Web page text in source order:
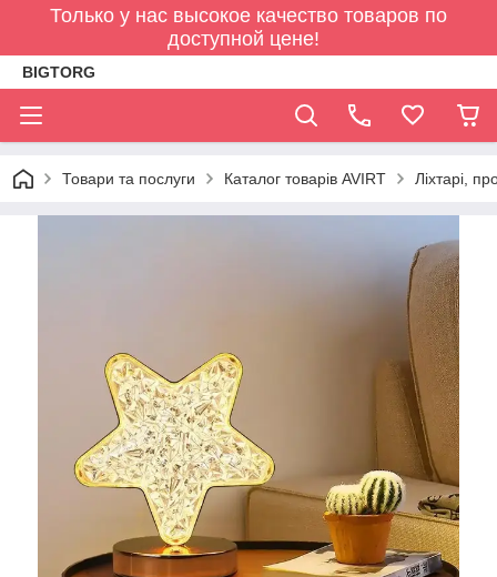
Только у нас высокое качество товаров по
доступной цене!
BIGTORG
Товари та послуги Каталог товарів AVIRT Ліхтарі,